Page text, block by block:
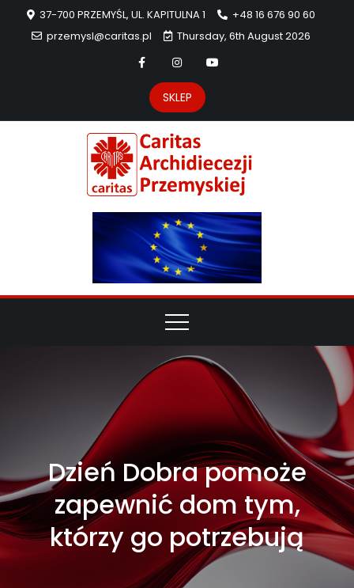
37-700 PRZEMYŚL, UL. KAPITULNA 1
+48 16 676 90 60
przemysl@caritas.pl
Thursday, 6th August 2026
SKLEP
Dzień Dobra pomoże
zapewnić dom tym,
którzy go potrzebują